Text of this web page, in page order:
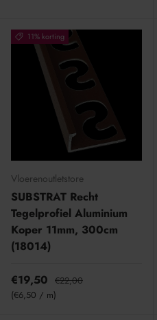
11% korting
Vloerenoutletstore
SUBSTRAT Recht
Tegelprofiel Aluminium
Koper 11mm, 300cm
(18014)
€19,50 €22,00
Eenheid prijs
€6,50 / m